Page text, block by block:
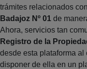
trámites relacionados
Badajoz Nº 01 de
Ahora, servicios tan
Registro de la
desde esta plataforma al
disponer de ella en un